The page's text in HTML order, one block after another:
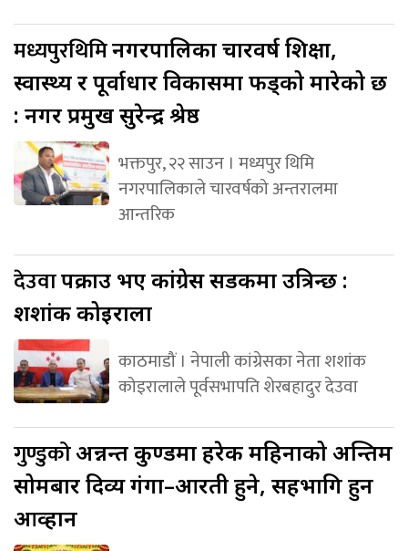
मध्यपुरथिमिनगरपालिका चारवर्ष शिक्षा,
स्वास्थ्य र पूर्वाधार विकासमा फड्को मारेको छ
: नगर प्रमुख सुरेन्द्र श्रेष्ठ
भक्तपुर, २२ साउन । मध्यपुर थिमि
नगरपालिकाले चारवर्षको अन्तरालमा
आन्तरिक
देउवापक्राउ भए कांग्रेस सडकमा उत्रिन्छ :
शशांक कोइराला
काठमाडौं । नेपाली कांग्रेसका नेता शशांक
कोइरालाले पूर्वसभापति शेरबहादुर देउवा
गुण्डुकोअन्नन्त कुण्डमा हरेक महिनाको अन्तिम
सोमबार दिव्य गंगा–आरती हुने, सहभागि हुन
आव्हान